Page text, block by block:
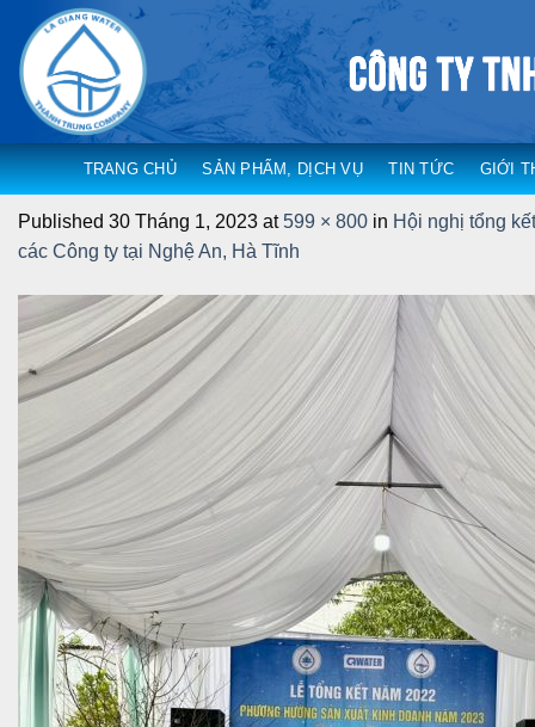
content
TRANG CHỦ SẢN PHẨM, DỊCH VỤ TIN TỨC GIỚI
Published 30 Tháng 1, 2023 at 599 × 800 in Hội nghị tổng
các Công ty tại Nghệ An, Hà Tĩnh